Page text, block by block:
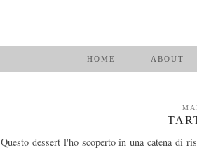
HOME ABOUT
Questo dessert l'ho scoperto in una catena di